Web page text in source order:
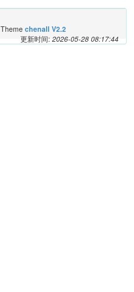
Theme chenall V2.2
更新时间: 2026-05-28 08:17:44